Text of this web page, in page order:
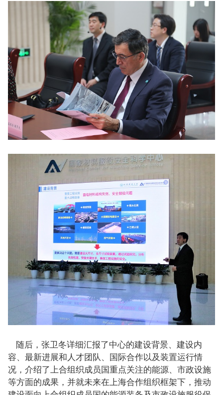
随后，张卫冬详细汇报了中心的建设背景、建设内
容、最新进展和人才团队、国际合作以及装置运行情
况，介绍了上合组织成员国重点关注的能源、市政设施
等方面的成果，并就未来在上海合作组织框架下，推动